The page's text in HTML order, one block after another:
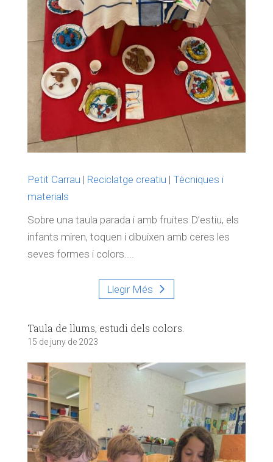
Petit Carrau | Reciclatge creatiu | Tècniques i
materials
Sobre una taula parada i amb fruites D’estiu, els
infants miren, toquen i dibuixen amb ceres les
seves formes i colors....
Llegir Més
Taula de llums, estudi dels colors.
15 de juny de 2023